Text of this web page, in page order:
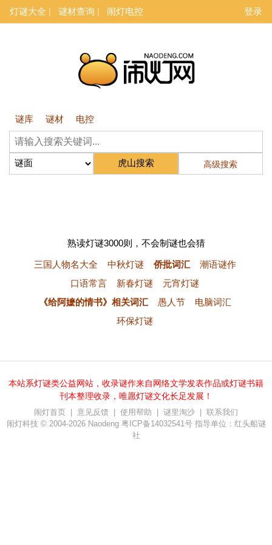
灯谜大全 谜材查询 闹灯电控 登录
谜库 谜材 电控
高级搜索
熟读灯谜3000则，不会制谜也会猜
三国人物名大全 中秋灯谜 侨批词汇
潮语谜作
口语常言
新春灯谜
元宵灯谜
《给阿嬷的情书》相关词汇
愚人节
电脑词汇
环保灯谜
本站系灯谜类公益网站，收录谜作来自网络文学发表作品或灯谜书籍
刊本整理收录，唯愿灯谜文化长足发展！
闹灯首页 意见反馈 使用帮助 谜里淘沙
联系我们
闹灯科技 © 2004-2026 Naodeng 粤ICP备14032541号指导单位：红头船谜
社